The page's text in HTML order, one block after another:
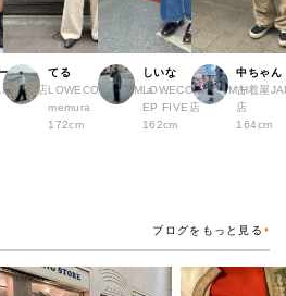
仙台店
てる
LOWECO by JAM a
memura
172cm
しいな
LOWECO by JAM H
EP FIVE店
162cm
中ちゃん
古着屋
店
164cm
ブログをもっと見る